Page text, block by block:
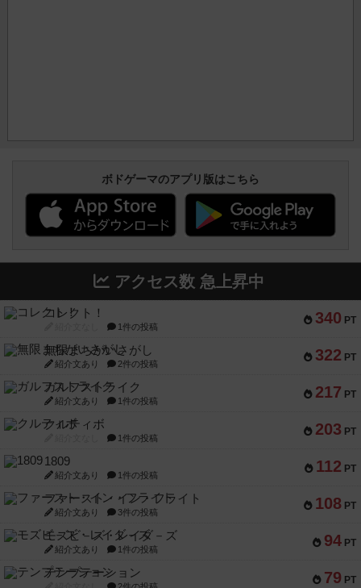
ボドゲーマのアプリ版はこちら
アクセス数 急上昇中
340 PT
コレクト！
1件の投稿
322 PT
無限まちがいさがし
紹介文あり 2件の投稿
217 PT
ガルフストライク
紹介文あり 1件の投稿
203 PT
クルティボ
1件の投稿
112 PT
1809
紹介文あり 1件の投稿
108 PT
ファースト・イン・フライト
紹介文あり 3件の投稿
94 PT
モズビ－ズ・レイダ－ズ
紹介文あり 1件の投稿
79 PT
テンプテーション